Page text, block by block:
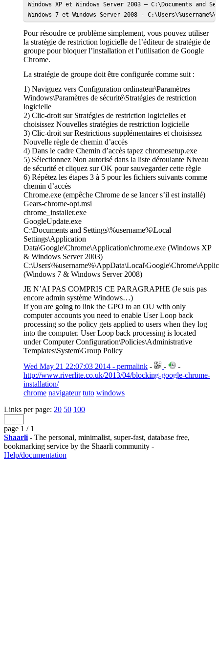
Windows XP et Windows Server 2003 – C:\Documents and
Windows 7 et Windows Server 2008 -
Pour résoudre ce problème simplement, vous pouvez utiliser
la stratégie de restriction logicielle de l’éditeur de stratégie de
groupe pour bloquer l’installation et l’utilisation de Google
Chrome.
La stratégie de groupe doit être configurée comme suit :
1) Naviguez vers Configuration ordinateur\Paramètres
Windows\Paramètres de sécurité\Stratégies de restriction
logicielle
2) Clic-droit sur Stratégies de restriction logicielles et
choisissez Nouvelles stratégies de restriction logicielle
3) Clic-droit sur Restrictions supplémentaires et choisissez
Nouvelle règle de chemin d’accès
4) Dans le cadre Chemin d’accès tapez chromesetup.exe
5) Sélectionnez Non autorisé dans la liste déroulante Niveau
de sécurité et cliquez sur OK pour sauvegarder cette règle
6) Répétez les étapes 3 à 5 pour les fichiers suivants comme
chemin d’accès
Chrome.exe (empêche Chrome de se lancer s’il est installé)
Gears-chrome-opt.msi
chrome_installer.exe
GoogleUpdate.exe
C:\Documents and Settings\%username%\Local
Settings\Application
Data\Google\Chrome\Application\chrome.exe (Windows XP
& Windows Server 2003)
(Windows 7 & Windows Server 2008)
JE N’AI PAS COMPRIS CE PARAGRAPHE (Je suis pas
encore admin système Windows…)
If you are going to link the GPO to an OU with only
computer accounts you need to enable User Loop back
processing so the policy gets applied to users when they log
into the computer. User Loop back processing is located
under Computer Configuration\Policies\Administrative
Templates\System\Group Policy
Wed May 21 22:07:03 2014 - permalink - -
-
http://www.riverlite.co.uk/2013/04/blocking-google-chrome-
installation/
chrome navigateur tuto windows
Links per page: 20 50 100
page 1 / 1
Shaarli - The personal, minimalist, super-fast, database free,
bookmarking service by the Shaarli community -
Help/documentation